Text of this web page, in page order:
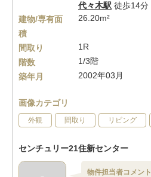
代々木駅 徒歩14分
建物/専有面
積
26.20m²
間取り
1R
階数
1/3階
築年月
2002年03月
画像カテゴリ
外観 間取り リビング
センチュリー21住新センター
物件担当者コメント